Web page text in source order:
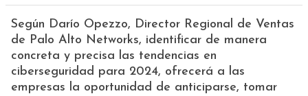
Según Darío Opezzo, Director Regional de Ventas
de Palo Alto Networks, identificar de manera
concreta y precisa las tendencias en
ciberseguridad para 2024, ofrecerá a las
empresas la oportunidad de anticiparse, tomar